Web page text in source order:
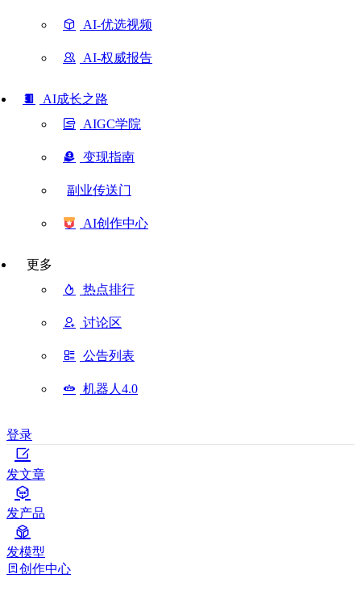
AI-优选视频
AI-权威报告
AI成长之路
AIGC学院
变现指南
副业传送门
AI创作中心
更多
热点排行
讨论区
公告列表
机器人4.0
登录
发文章
发产品
发模型
创作中心